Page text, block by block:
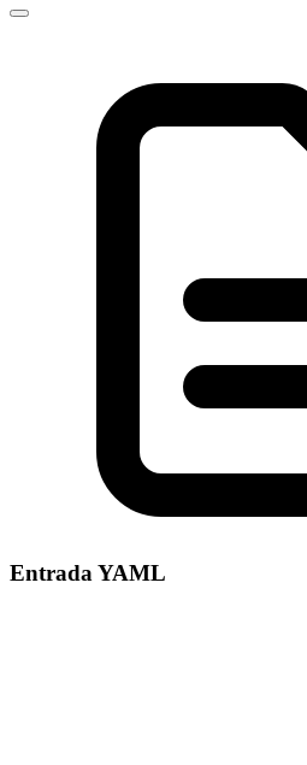
Entrada YAML